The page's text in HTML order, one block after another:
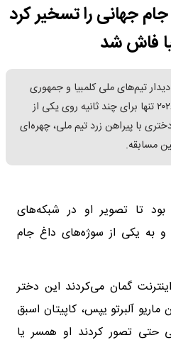
جهانی را تسخیر کرد
فاش شد
تیم‌های ملی کلمبیا و جمهوری
دموکراتیک کنگو در جام جهانی ۲۰۲۶ تنها برای چند ثانیه روی یکی از
با پیراهن زرد تیم ملی، چهره‌ای
مسابقه.
تا تصویر او در شبکه‌های
به یکی از سوژه‌های داغ جام
اینترنت گمان می‌کردند این دختر
آلبرتو یپس، کاپیتان اسبق
حتی تصور کردند او همسر یا